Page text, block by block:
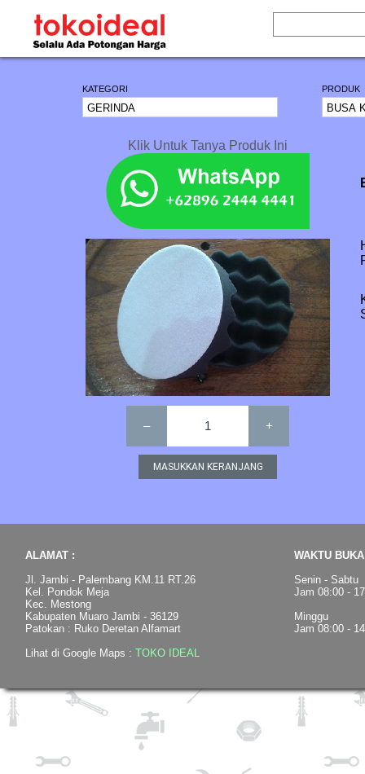
KATEGORI PRODUK
Klik Untuk Tanya Produk Ini
– 1 +
ALAMAT :
Jl. Jambi - Palembang KM.11 RT.26
Kel. Pondok Meja
Kec. Mestong
Kabupaten Muaro Jambi - 36129
Patokan : Ruko Deretan Alfamart
Lihat di Google Maps : TOKO IDEAL
WAKTU
Senin - Sabtu
Jam 08:00 -
Minggu
Jam 08:00 -